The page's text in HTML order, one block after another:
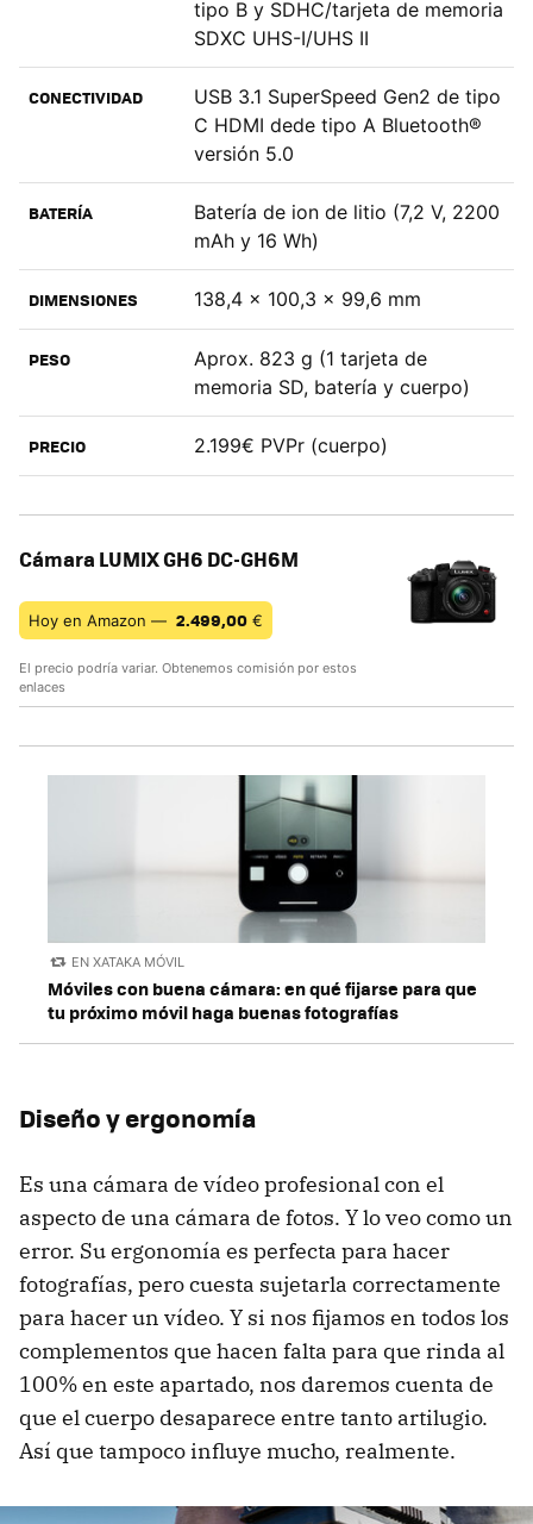
tipo B y SDHC/tarjeta de memoria
SDXC UHS-I/UHS II
CONECTIVIDAD
USB 3.1 SuperSpeed Gen2 de tipo
C HDMI dede tipo A Bluetooth®
versión 5.0
BATERÍA
Batería de ion de litio (7,2 V, 2200
mAh y 16 Wh)
DIMENSIONES 138,4 x 100,3 x 99,6 mm
PESO
Aprox. 823 g (1 tarjeta de
memoria SD, batería y cuerpo)
PRECIO 2.199€ PVPr (cuerpo)
Cámara LUMIX GH6 DC-GH6M
Hoy en Amazon — 2.499,00 €
El precio podría variar. Obtenemos comisión por estos
enlaces
EN XATAKA MÓVIL
Móviles con buena cámara: en qué fijarse para que
tu próximo móvil haga buenas fotografías
Diseño y ergonomía
Es una cámara de vídeo profesional con el
aspecto de una cámara de fotos. Y lo veo como un
error. Su ergonomía es perfecta para hacer
fotografías, pero cuesta sujetarla correctamente
para hacer un vídeo. Y si nos fijamos en todos los
complementos que hacen falta para que rinda al
100% en este apartado, nos daremos cuenta de
que el cuerpo desaparece entre tanto artilugio.
Así que tampoco influye mucho, realmente.